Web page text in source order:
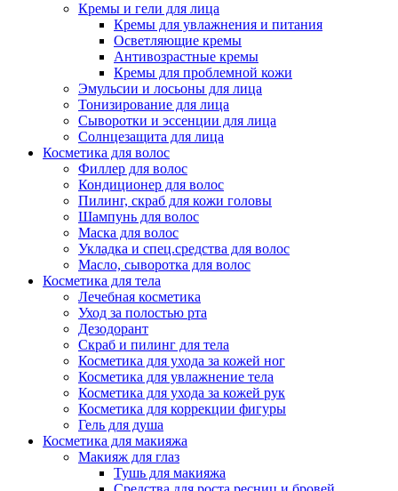
Кремы и гели для лица
Кремы для увлажнения и питания
Осветляющие кремы
Антивозрастные кремы
Кремы для проблемной кожи
Эмульсии и лосьоны для лица
Тонизирование для лица
Сыворотки и эссенции для лица
Солнцезащита для лица
Косметика для волос
Филлер для волос
Кондиционер для волос
Пилинг, скраб для кожи головы
Шампунь для волос
Маска для волос
Укладка и спец.средства для волос
Масло, сыворотка для волос
Косметика для тела
Лечебная косметика
Уход за полостью рта
Дезодорант
Скраб и пилинг для тела
Косметика для ухода за кожей ног
Косметика для увлажнение тела
Косметика для ухода за кожей рук
Косметика для коррекции фигуры
Гель для душа
Косметика для макияжа
Макияж для глаз
Тушь для макияжа